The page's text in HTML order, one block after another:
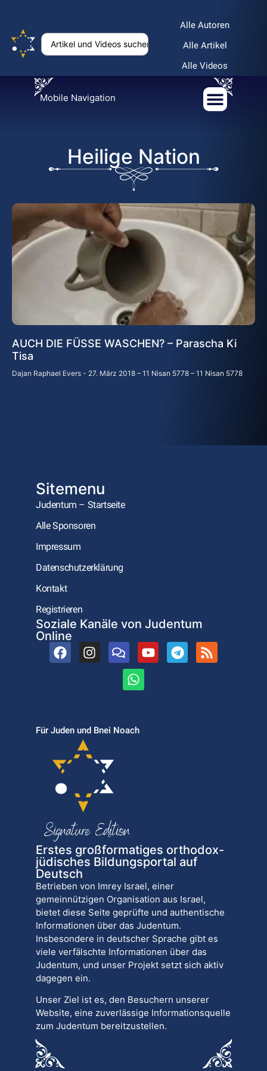
Alle Autoren
Alle Artikel
Alle Videos
Mobile Navigation
Heilige Nation
AUCH DIE FÜSSE WASCHEN? – Parascha Ki
Tisa
Dajan Raphael Evers 27. März 2018 – 11 Nisan 5778 – 11 Nisan 5778
Sitemenu
Judentum – Startseite
Alle Sponsoren
Impressum
Datenschutzerklärung
Kontakt
Registrieren
Soziale Kanäle von Judentum
Online
Für Juden und Bnei Noach
Erstes großformatiges orthodox-
jüdisches Bildungsportal auf
Deutsch
Betrieben von Imrey Israel, einer
gemeinnützigen Organisation aus Israel,
bietet diese Seite geprüfte und authentische
Informationen über das Judentum.
Insbesondere in deutscher Sprache gibt es
viele verfälschte Informationen über das
Judentum, und unser Projekt setzt sich aktiv
dagegen ein.
Unser Ziel ist es, den Besuchern unserer
Website, eine zuverlässige Informationsquelle
zum Judentum bereitzustellen.